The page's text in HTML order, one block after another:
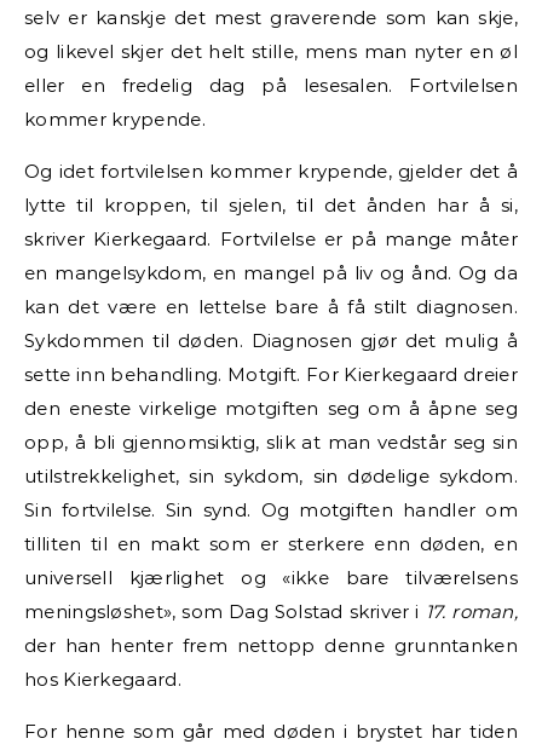
selv er kanskje det mest graverende som kan skje,
og likevel skjer det helt stille, mens man nyter en øl
eller en fredelig dag på lesesalen. Fortvilelsen
kommer krypende.
Og idet fortvilelsen kommer krypende, gjelder det å
lytte til kroppen, til sjelen, til det ånden har å si,
skriver Kierkegaard. Fortvilelse er på mange måter
en mangelsykdom, en mangel på liv og ånd. Og da
kan det være en lettelse bare å få stilt diagnosen.
Sykdommen til døden. Diagnosen gjør det mulig å
sette inn behandling. Motgift. For Kierkegaard dreier
den eneste virkelige motgiften seg om å åpne seg
opp, å bli gjennomsiktig, slik at man vedstår seg sin
utilstrekkelighet, sin sykdom, sin dødelige sykdom.
Sin fortvilelse. Sin synd. Og motgiften handler om
tilliten til en makt som er sterkere enn døden, en
universell kjærlighet og «ikke bare tilværelsens
meningsløshet», som Dag Solstad skriver i 17. roman,
der han henter frem nettopp denne grunntanken
hos Kierkegaard.
For henne som går med døden i brystet har tiden